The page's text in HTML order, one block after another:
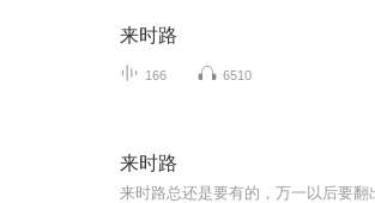
来时路
166 6510
来时路
来时路总还是要有的，万一以后要翻